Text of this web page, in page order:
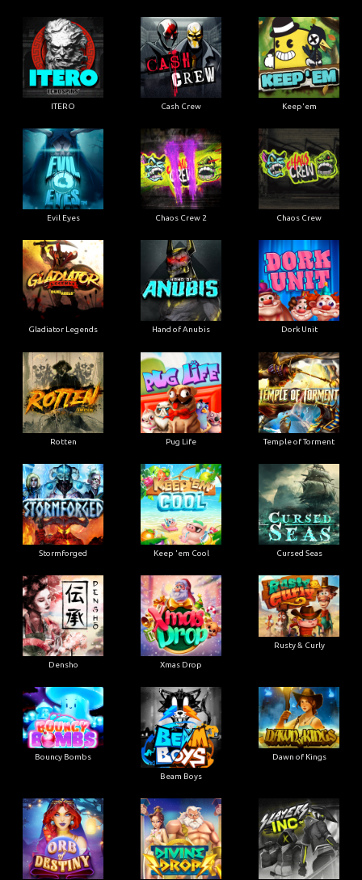
ITERO Cash Crew Keep'em
Evil Eyes Chaos Crew 2 Chaos Crew
Gladiator Legends Hand of Anubis Dork Unit
Rotten Pug Life Temple of Torment
Stormforged Keep 'em Cool Cursed Seas
Densho Xmas Drop
Rusty & Curly
Bouncy Bombs
Beam Boys
Dawn of Kings